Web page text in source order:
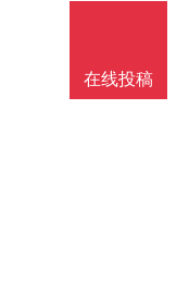
在线投稿